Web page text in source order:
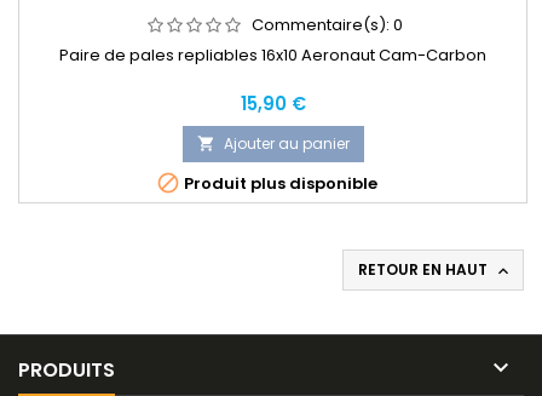
Commentaire(s): 0
Paire de pales repliables 16x10 Aeronaut Cam-Carbon
Prix
15,90 €
 Ajouter au panier
 Produit plus disponible
RETOUR EN HAUT 
PRODUITS 